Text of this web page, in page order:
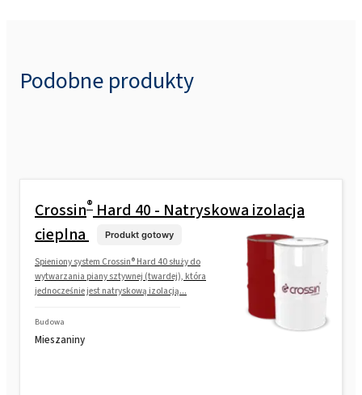
Podobne produkty
Crossin® Hard 40 - Natryskowa izolacja
cieplna
Produkt gotowy
Spieniony system Crossin® Hard 40 służy do
wytwarzania piany sztywnej (twardej), która
jednocześnie jest natryskową izolacją...
Budowa
Mieszaniny